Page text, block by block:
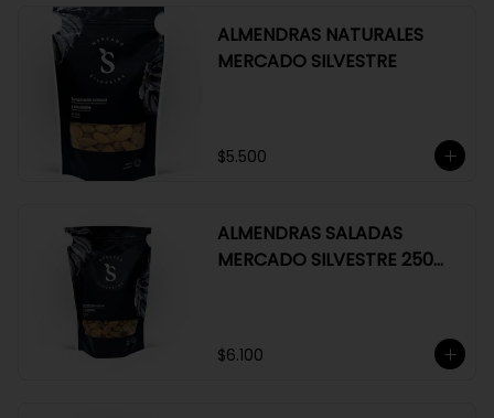
ALMENDRAS NATURALES
MERCADO SILVESTRE
$5.500
ALMENDRAS SALADAS
MERCADO SILVESTRE 250
$6.100